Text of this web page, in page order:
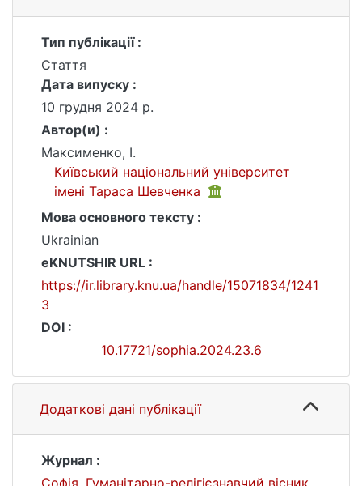
Тип публікації :
Стаття
Дата випуску :
10 грудня 2024 р.
Автор(и) :
Максименко, І.
Київський національний університет
імені Тараса Шевченка
Мова основного тексту :
Ukrainian
eKNUTSHIR URL :
https://ir.library.knu.ua/handle/15071834/1241
3
DOI :
10.17721/sophia.2024.23.6
Додаткові дані публікації
Журнал :
Софія. Гуманітарно-релігієзнавчий вісник